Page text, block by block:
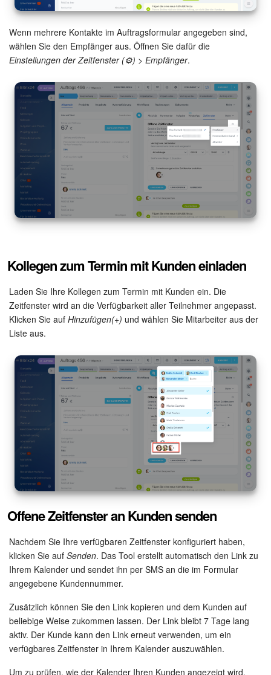
BI-Builder
Automatisierung
Workflows
Mitarbeiter
Onlineshop
Websites
Anwendungen
Wissensbasis
Telefonie
Einstellungen
Bitrix24 Messenger
Allgemeine Fragen
On-Premise Version
KOSTENFREI STARTEN
LOGIN
Wenn mehrere Kontakte im Auftragsformular angegeben sind,
wählen Sie den Empfänger aus. Öffnen Sie dafür die
Einstellungen der Zeitfenster (⚙️) > Empfänger.
Kollegen zum Termin mit Kunden einladen
Laden Sie Ihre Kollegen zum Termin mit Kunden ein. Die
Zeitfenster wird an die Verfügbarkeit aller Teilnehmer angepasst.
Klicken Sie auf Hinzufügen(+) und wählen Sie Mitarbeiter aus der
Liste aus.
Offene Zeitfenster an Kunden senden
Nachdem Sie Ihre verfügbaren Zeitfenster konfiguriert haben,
klicken Sie auf Senden. Das Tool erstellt automatisch den Link zu
Ihrem Kalender und sendet ihn per SMS an die im Formular
angegebene Kundennummer.
Zusätzlich können Sie den Link kopieren und dem Kunden auf
beliebige Weise zukommen lassen. Der Link bleibt 7 Tage lang
aktiv. Der Kunde kann den Link erneut verwenden, um ein
verfügbares Zeitfenster in Ihrem Kalender auszuwählen.
Um zu prüfen, wie der Kalender Ihren Kunden angezeigt wird,